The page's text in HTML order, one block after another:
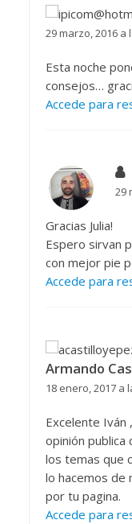
29 marzo, 2016 a
Esta noche
consejos…
Accede para
29
Gracias Julia!
Espero sirvan
con mejor pie
Accede para
Armando
18 enero, 2017 a
Excelente Iván
opinión publica
los temas que
lo hacemos de
por tu pagina.
Accede para